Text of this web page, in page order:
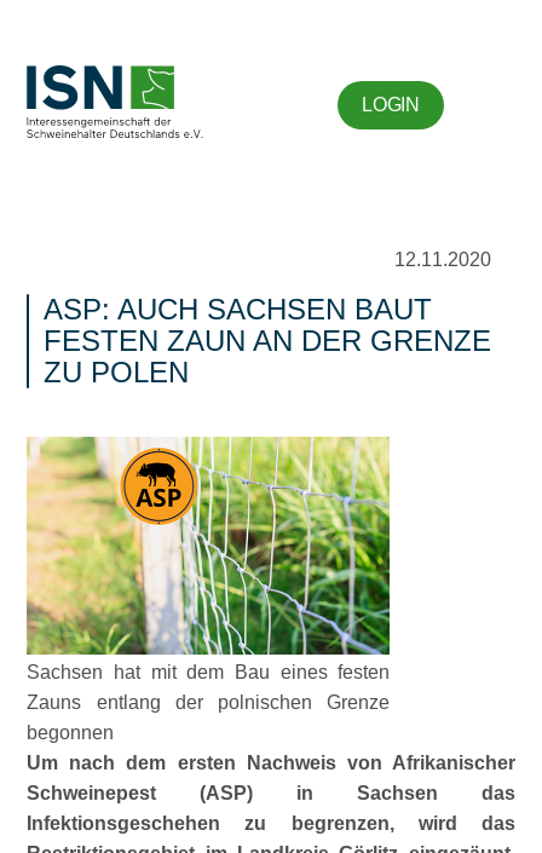
LOGIN
12.11.2020
ASP: AUCH SACHSEN BAUT
FESTEN ZAUN AN DER GRENZE
ZU POLEN
Sachsen hat mit dem Bau eines festen
Zauns entlang der polnischen Grenze
begonnen
Um nach dem ersten Nachweis von Afrikanischer
Schweinepest (ASP) in Sachsen das
Infektionsgeschehen zu begrenzen, wird das